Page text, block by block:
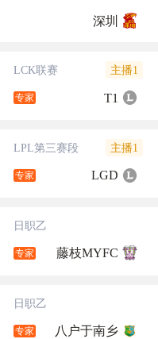
深圳
LCK联赛 主播1
专家 T1
LPL第三赛段 主播1
专家 LGD
日职乙
专家 藤枝MYFC
日职乙
专家 八户于南乡